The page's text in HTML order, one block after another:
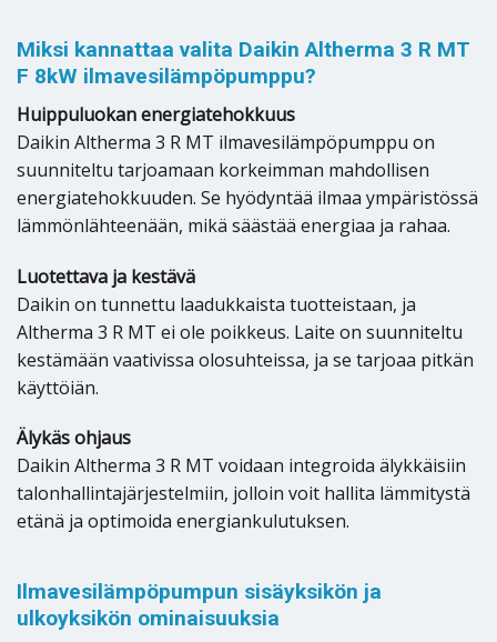
Miksi kannattaa valita Daikin Altherma 3 R MT
F 8kW ilmavesilämpöpumppu?
Huippuluokan energiatehokkuus
Daikin Altherma 3 R MT ilmavesilämpöpumppu on
suunniteltu tarjoamaan korkeimman mahdollisen
energiatehokkuuden. Se hyödyntää ilmaa ympäristössä
lämmönlähteenään, mikä säästää energiaa ja rahaa.
Luotettava ja kestävä
Daikin on tunnettu laadukkaista tuotteistaan, ja
Altherma 3 R MT ei ole poikkeus. Laite on suunniteltu
kestämään vaativissa olosuhteissa, ja se tarjoaa pitkän
käyttöiän.
Älykäs ohjaus
Daikin Altherma 3 R MT voidaan integroida älykkäisiin
talonhallintajärjestelmiin, jolloin voit hallita lämmitystä
etänä ja optimoida energiankulutuksen.
Ilmavesilämpöpumpun sisäyksikön ja
ulkoyksikön ominaisuuksia